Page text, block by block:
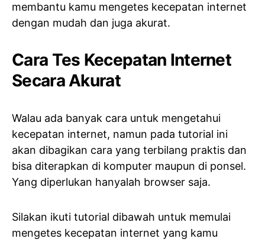
membantu kamu mengetes kecepatan internet
dengan mudah dan juga akurat.
Cara Tes Kecepatan Internet
Secara Akurat
Walau ada banyak cara untuk mengetahui
kecepatan internet, namun pada tutorial ini
akan dibagikan cara yang terbilang praktis dan
bisa diterapkan di komputer maupun di ponsel.
Yang diperlukan hanyalah browser saja.
Silakan ikuti tutorial dibawah untuk memulai
mengetes kecepatan internet yang kamu